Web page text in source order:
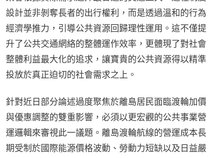
設計並非剝奪長者的出行權利，而是透過溫和的行為
經濟學推力，引導公共資源回歸理性運用。這不僅提
升了公共交通網絡的整體運作效率，更體現了對社會
整體利益最大化的追求，讓寶貴的公共資源得以精準
投放於真正迫切的社會需求之上。
針對近日部分論述過度聚焦於離島居民面臨渡輪加價
與優惠調整的雙重影響，必須以更宏觀的公共事業營
運邏輯來審視此一議題。離島渡輪航線的營運成本長
期受制於國際能源價格波動、勞動力短缺以及日益嚴